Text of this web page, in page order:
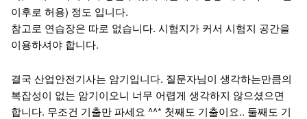
이후로 허용) 정도 입니다.
참고로 연습장은 따로 없습니다. 시험지가 커서 시험지 공간을
이용하셔야 합니다.
결국 산업안전기사는 암기입니다. 질문자님이 생각하는만큼의
복잡성이 없는 암기이오니 너무 어렵게 생각하지 않으셨으면
합니다. 무조건 기출만 파세요 ^^* 첫째도 기출이요.. 둘째도 기